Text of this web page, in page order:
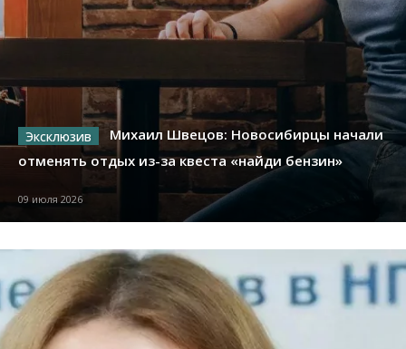
Михаил Швецов: Новосибирцы начали
отменять отдых из-за квеста «найди бензин»
09 июля 2026